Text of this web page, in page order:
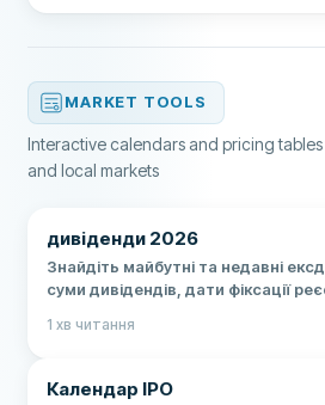
MARKET TOOLS
Interactive calendars and pricing
and local markets
дивіденди 2026
Знайдіть майбутні та недавні
суми дивідендів, дати фіксації
1 хв читання
Календар IPO